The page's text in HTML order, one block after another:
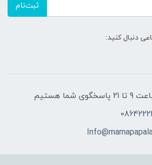
ثبت‌نام
دنبال کنید:
هستیم